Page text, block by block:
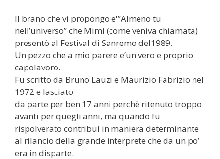
Il brano che vi propongo e'”Almeno tu
nell’universo” che Mimì (come veniva chiamata)
presentò al Festival di Sanremo del1989.
Un pezzo che a mio parere e’un vero e proprio
capolavoro.
Fu scritto da Bruno Lauzi e Maurizio Fabrizio nel
1972 e lasciato
da parte per ben 17 anni perchè ritenuto troppo
avanti per quegli anni, ma quando fu
rispolverato contribuì in maniera determinante
al rilancio della grande interprete che da un po’
era in disparte.